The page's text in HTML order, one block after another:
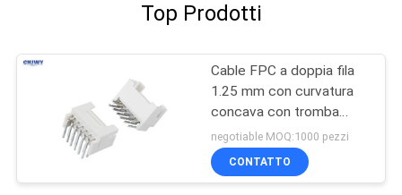
Top Prodotti
Cable FPC a doppia fila
1.25 mm con curvatura
concava con tromba
attraverso il foro
negotiable MOQ:1000 pezzi
CONTATTO